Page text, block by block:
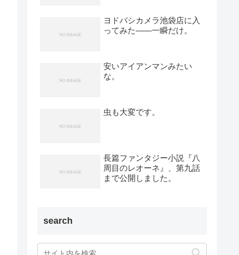
ヨドバシカメラ池袋店に入
ってみた――一瞬だけ。
安いアイアンマンみたい
な。
虫も大変です。
長篇ファンタジー小説『八
周目のレオーネ』、第九話
まで公開しました。
search